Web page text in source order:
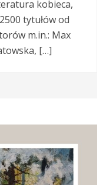
kobieca,
tytułów od
m.in.: Max
[…]